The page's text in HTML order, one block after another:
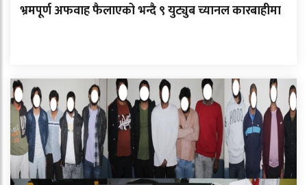
भ्रमपूर्ण अफवाह फैलाएको भन्दै ९ युट्युब च्यानल कारबाहीमा